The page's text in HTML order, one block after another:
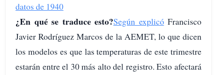
datos de 1940
¿En qué se traduce esto?Según explicóFrancisco
Javier Rodríguez Marcos de la AEMET, lo que dicen
los modelos es que las temperaturas de este trimestre
estarán entre el 30 más alto del registro. Esto afectará